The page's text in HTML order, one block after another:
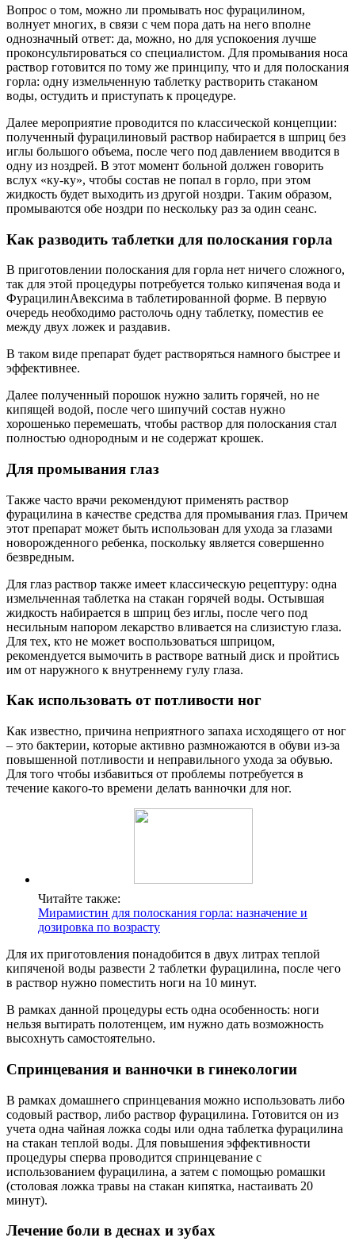
Вопрос о том, можно ли промывать нос фурацилином,
волнует многих, в связи с чем пора дать на него вполне
однозначный ответ: да, можно, но для успокоения лучше
проконсультироваться со специалистом. Для промывания носа
раствор готовится по тому же принципу, что и для полоскания
горла: одну измельченную таблетку растворить стаканом
воды, остудить и приступать к процедуре.
Далее мероприятие проводится по классической концепции:
полученный фурацилиновый раствор набирается в шприц без
иглы большого объема, после чего под давлением вводится в
одну из ноздрей. В этот момент больной должен говорить
вслух «ку-ку», чтобы состав не попал в горло, при этом
жидкость будет выходить из другой ноздри. Таким образом,
промываются обе ноздри по нескольку раз за один сеанс.
Как разводить таблетки для полоскания горла
В приготовлении полоскания для горла нет ничего сложного,
так для этой процедуры потребуется только кипяченая вода и
ФурацилинАвексима в таблетированной форме. В первую
очередь необходимо растолочь одну таблетку, поместив ее
между двух ложек и раздавив.
В таком виде препарат будет растворяться намного быстрее и
эффективнее.
Далее полученный порошок нужно залить горячей, но не
кипящей водой, после чего шипучий состав нужно
хорошенько перемешать, чтобы раствор для полоскания стал
полностью однородным и не содержат крошек.
Для промывания глаз
Также часто врачи рекомендуют применять раствор
фурацилина в качестве средства для промывания глаз. Причем
этот препарат может быть использован для ухода за глазами
новорожденного ребенка, поскольку является совершенно
безвредным.
Для глаз раствор также имеет классическую рецептуру: одна
измельченная таблетка на стакан горячей воды. Остывшая
жидкость набирается в шприц без иглы, после чего под
несильным напором лекарство вливается на слизистую глаза.
Для тех, кто не может воспользоваться шприцом,
рекомендуется вымочить в растворе ватный диск и пройтись
им от наружного к внутреннему гулу глаза.
Как использовать от потливости ног
Как известно, причина неприятного запаха исходящего от ног
– это бактерии, которые активно размножаются в обуви из-за
повышенной потливости и неправильного ухода за обувью.
Для того чтобы избавиться от проблемы потребуется в
течение какого-то времени делать ванночки для ног.
Читайте также:
Мирамистин для полоскания горла: назначение и
дозировка по возрасту
Для их приготовления понадобится в двух литрах теплой
кипяченой воды развести 2 таблетки фурацилина, после чего
в раствор нужно поместить ноги на 10 минут.
В рамках данной процедуры есть одна особенность: ноги
нельзя вытирать полотенцем, им нужно дать возможность
высохнуть самостоятельно.
Спринцевания и ванночки в гинекологии
В рамках домашнего спринцевания можно использовать либо
содовый раствор, либо раствор фурацилина. Готовится он из
учета одна чайная ложка соды или одна таблетка фурацилина
на стакан теплой воды. Для повышения эффективности
процедуры сперва проводится спринцевание с
использованием фурацилина, а затем с помощью ромашки
(столовая ложка травы на стакан кипятка, настаивать 20
минут).
Лечение боли в деснах и зубах